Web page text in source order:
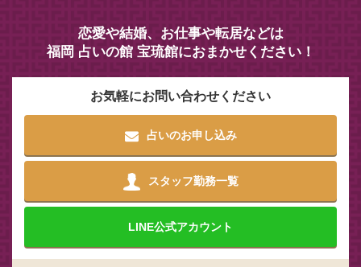
恋愛や結婚、お仕事や転居などは
福岡 占いの館 宝琉館におまかせください！
お気軽にお問い合わせください
占いのお申し込み
スタッフ勤務一覧
LINE公式アカウント